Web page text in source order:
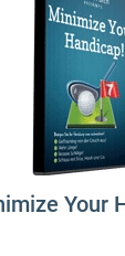
Your